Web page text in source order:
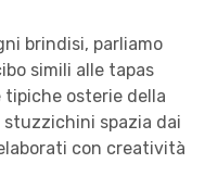
brindisi, parliamo
simili alle tapas
tipiche osterie della
spazia dai
con creatività